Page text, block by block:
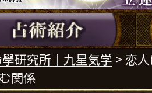
研究所｜九星気学 > 恋
関係